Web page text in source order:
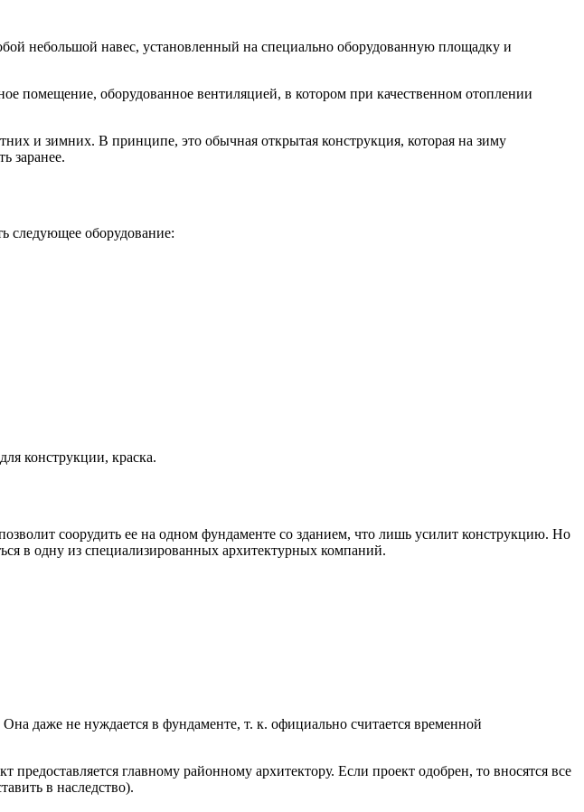
небольшой навес, установленный на специально оборудованную площадку и
помещение, оборудованное вентиляцией, в котором при качественном отоплении
и зимних. В принципе, это обычная открытая конструкция, которая на зиму
заранее.
следующее оборудование:
конструкции, краска.
соорудить ее на одном фундаменте со зданием, что лишь усилит конструкцию. Но
в одну из специализированных архитектурных компаний.
даже не нуждается в фундаменте, т. к. официально считается временной
главному районному архитектору. Если проект одобрен, то вносятся все
в наследство).